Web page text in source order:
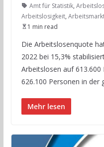
Amt für Statistik,
Arbeitslosigkeit,
1 min read
Die Arbeitslosenquote
2022 bei 15,3%
Arbeitslosen auf
626.100 Personen in der
Mehr lesen